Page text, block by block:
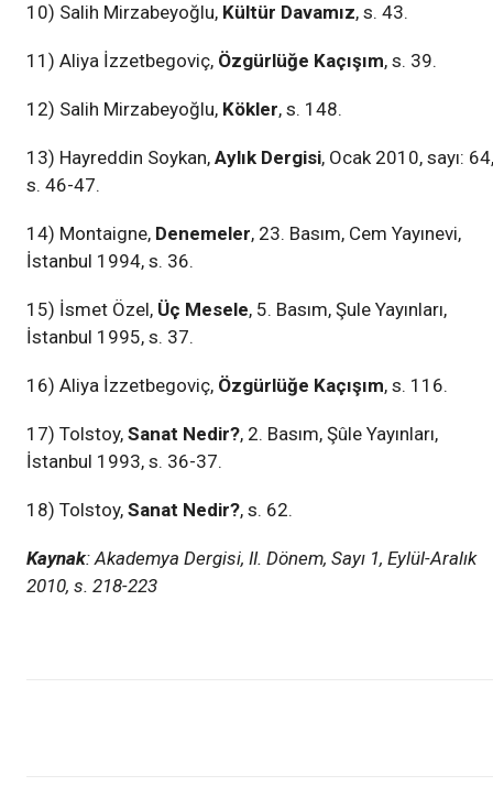
10) Salih Mirzabeyoğlu, Kültür Davamız, s. 43.
11) Aliya İzzetbegoviç, Özgürlüğe Kaçışım, s. 39.
12) Salih Mirzabeyoğlu, Kökler, s. 148.
13) Hayreddin Soykan, Aylık Dergisi, Ocak 2010, sayı: 64,
s. 46-47.
14) Montaigne, Denemeler, 23. Basım, Cem Yayınevi,
İstanbul 1994, s. 36.
15) İsmet Özel, Üç Mesele, 5. Basım, Şule Yayınları,
İstanbul 1995, s. 37.
16) Aliya İzzetbegoviç, Özgürlüğe Kaçışım, s. 116.
17) Tolstoy, Sanat Nedir?, 2. Basım, Şûle Yayınları,
İstanbul 1993, s. 36-37.
18) Tolstoy, Sanat Nedir?, s. 62.
Kaynak: Akademya Dergisi, II. Dönem, Sayı 1, Eylül-Aralık
2010, s. 218-223